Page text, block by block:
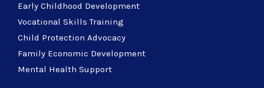
Early Childhood Development
Vocational Skills Training
Child Protection Advocacy
Family Economic Development
Mental Health Support